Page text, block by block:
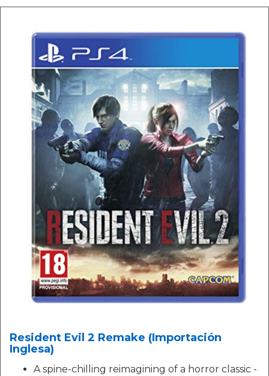
Resident Evil 2 Remake (Importación
Inglesa)
A spine-chilling reimagining of a horror classic -